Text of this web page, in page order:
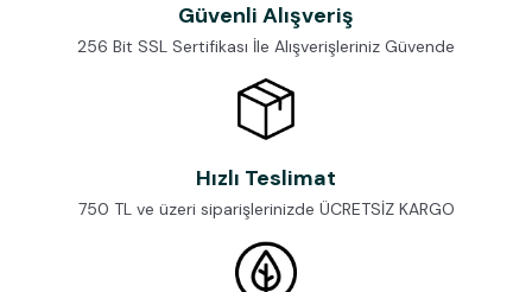
Güvenli Alışveriş
256 Bit SSL Sertifikası İle Alışverişleriniz Güvende
Hızlı Teslimat
750 TL ve üzeri siparişlerinizde ÜCRETSİZ KARGO